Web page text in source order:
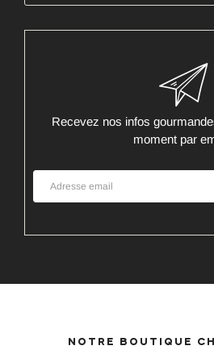
Recevez nos infos
moment par
NOTRE BOUTIQUE